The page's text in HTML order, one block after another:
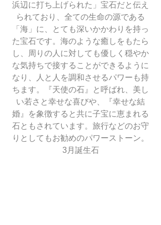
浜辺に打ち上げられた」宝石だと伝え
られており、全ての生命の源である
「海」に、とても深いかかわりを持っ
た宝石です。海のような癒しをもたら
し、周りの人に対しても優しく穏やか
な気持ちで接することができるように
なり、人と人を調和させるパワーも持
ちます。『天使の石』と呼ばれ、美し
い若さと幸せな喜びや、『幸せな結
婚』を象徴すると共に子宝に恵まれる
石ともされています。旅行などのお守
りとしてもお勧めのパワーストーン。
3月誕生石